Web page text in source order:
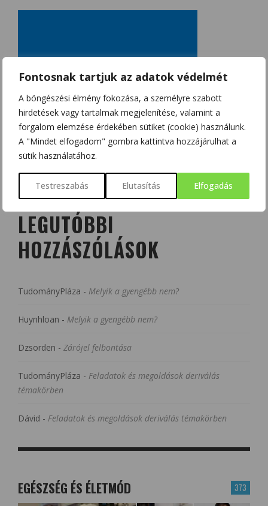
Fontosnak tartjuk az adatok védelmét
A böngészési élmény fokozása, a személyre szabott
hirdetések vagy tartalmak megjelenítése, valamint a
forgalom elemzése érdekében sütiket (cookie) használunk.
A "Mindet elfogadom" gombra kattintva hozzájárulhat a
sütik használatához.
Testreszabás Elutasítás Elfogadás
LEGUTÓBBI
HOZZÁSZÓLÁSOK
TudományPláza - Melyik a gyengébb nem?
Huynhloan - Melyik a gyengébb nem?
Dzsorden - Zárójel felbontása
TudományPláza - Feladatok és megoldások deriválás
témakörben
Dávid - Feladatok és megoldások deriválás témakörben
373
EGÉSZSÉG ÉS ÉLETMÓD